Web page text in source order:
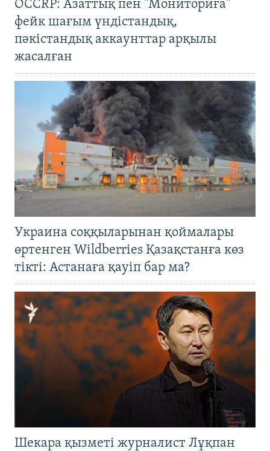
OCCRP: Азаттық пен "Мониториға"
фейк шағым үндістандық,
пәкістандық аккаунттар арқылы
жасалған
Украина соққыларынан қоймалары
өртенген Wildberries Қазақстанға көз
тікті: Астанаға қауіп бар ма?
Шекара қызметі журналист Лұқпан